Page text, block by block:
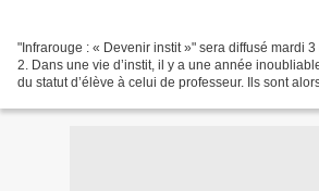
"Infrarouge : « Devenir instit »" sera diffusé mardi
2. Dans une vie d’instit, il y a une année
du statut d’élève à celui de professeur. Ils sont